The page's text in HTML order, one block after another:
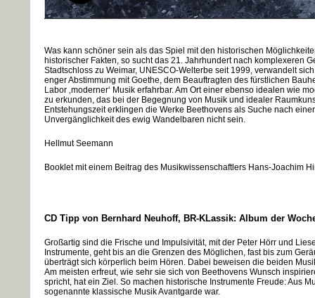
Was kann schöner sein als das Spiel mit den historischen
historischer Fakten, so sucht das 21. Jahrhundert nach komplexeren
Stadtschloss zu Weimar, UNESCO-Welterbe seit 1999, verwandelt
enger Abstimmung mit Goethe, dem Beauftragten des fürstlichen
Labor ‚moderner‘ Musik erfahrbar. Am Ort einer ebenso idealen wie
zu erkunden, das bei der Begegnung von Musik und idealer
Entstehungszeit erklingen die Werke Beethovens als Suche nach
Unvergänglichkeit des ewig Wandelbaren nicht sein.
Hellmut Seemann
Booklet mit einem Beitrag des Musikwissenschaftlers Hans-Joachim
CD Tipp von Bernhard Neuhoff, BR-KLassik: Album der
Großartig sind die Frische und Impulsivität, mit der Peter Hörr und
Instrumente, geht bis an die Grenzen des Möglichen, fast bis zum
überträgt sich körperlich beim Hören. Dabei beweisen die beiden
Am meisten erfreut, wie sehr sie sich von Beethovens Wunsch
spricht, hat ein Ziel. So machen historische Instrumente Freude: Aus
sogenannte klassische Musik Avantgarde war.